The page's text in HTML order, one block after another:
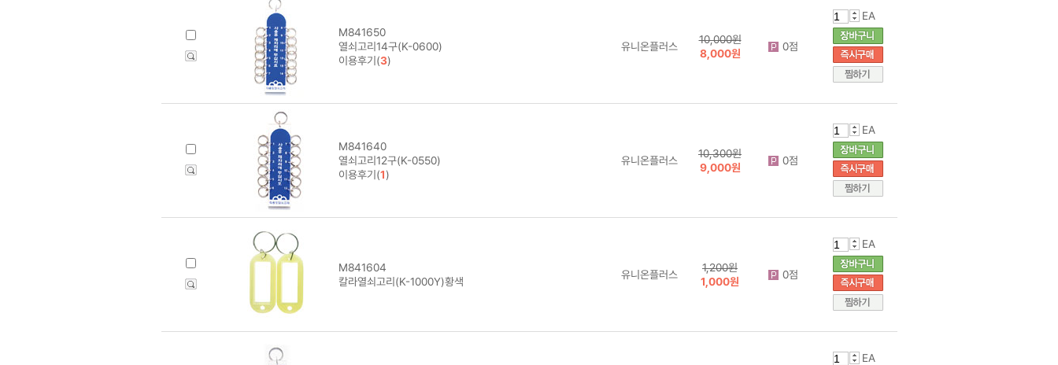
M841650
열쇠고리14구(K-0600)
이용후기(3)
유니온플러스
10,000원
8,000원
0점
EA
M841640
열쇠고리12구(K-0550)
이용후기(1)
유니온플러스
10,300원
9,000원
0점
EA
M841604
칼라열쇠고리(K-1000Y)황색
유니온플러스
1,200원
1,000원
0점
EA
EA